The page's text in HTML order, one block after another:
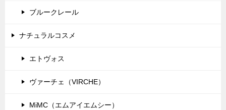
ブルークレール
ナチュラルコスメ
エトヴォス
ヴァーチェ（VIRCHE）
MiMC（エムアイエムシー）